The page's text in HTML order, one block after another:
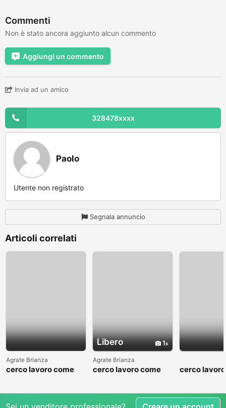
Commenti
Non è stato ancora aggiunto alcun commento
Aggiungi un commento
Invia ad un amico
328478xxxx
Paolo
Utente non registrato
Segnala annuncio
Articoli correlati
Agrate Brianza
cerco lavoro come
Libero 1
Agrate Brianza
cerco lavoro come
cerco